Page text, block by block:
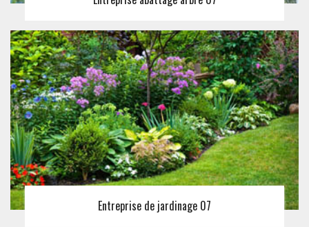
Entreprise de jardinage 07